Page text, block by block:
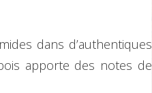
dans d’authentiques
apporte des notes de